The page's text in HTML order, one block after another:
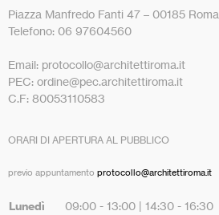
Piazza Manfredo Fanti 47 – 00185 Roma
Telefono: 06 97604560
Email: protocollo@architettiroma.it
PEC: ordine@pec.architettiroma.it
C.F: 80053110583
ORARI DI APERTURA AL PUBBLICO
previo appuntamento protocollo@architettiroma.it
Lunedì 09:00 - 13:00 | 14:30 - 16:30